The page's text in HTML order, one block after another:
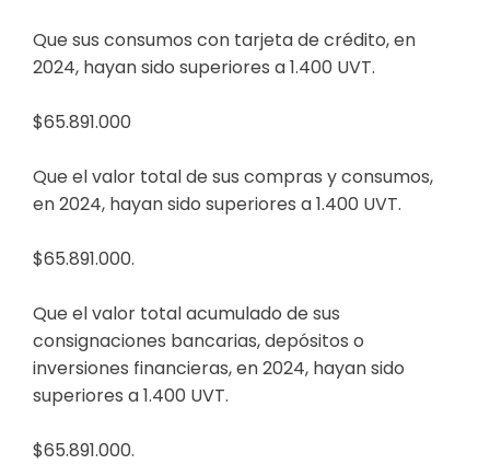
Que sus consumos con tarjeta de crédito, en
2024, hayan sido superiores a 1.400 UVT.
$65.891.000
Que el valor total de sus compras y consumos,
en 2024, hayan sido superiores a 1.400 UVT.
$65.891.000.
Que el valor total acumulado de sus
consignaciones bancarias, depósitos o
inversiones financieras, en 2024, hayan sido
superiores a 1.400 UVT.
$65.891.000.